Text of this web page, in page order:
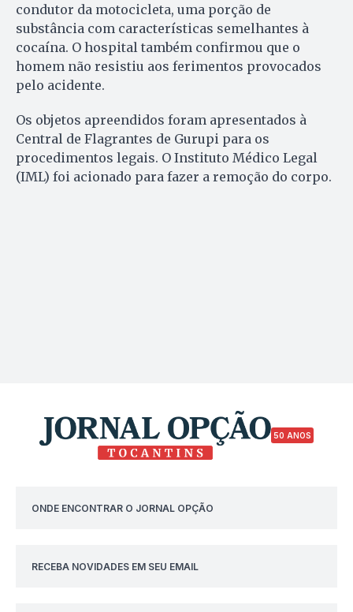
condutor da motocicleta, uma porção de
substância com características semelhantes à
cocaína. O hospital também confirmou que o
homem não resistiu aos ferimentos provocados
pelo acidente.
Os objetos apreendidos foram apresentados à
Central de Flagrantes de Gurupi para os
procedimentos legais. O Instituto Médico Legal
(IML) foi acionado para fazer a remoção do corpo.
50 ANOS
ONDE ENCONTRAR O JORNAL OPÇÃO
RECEBA NOVIDADES EM SEU EMAIL